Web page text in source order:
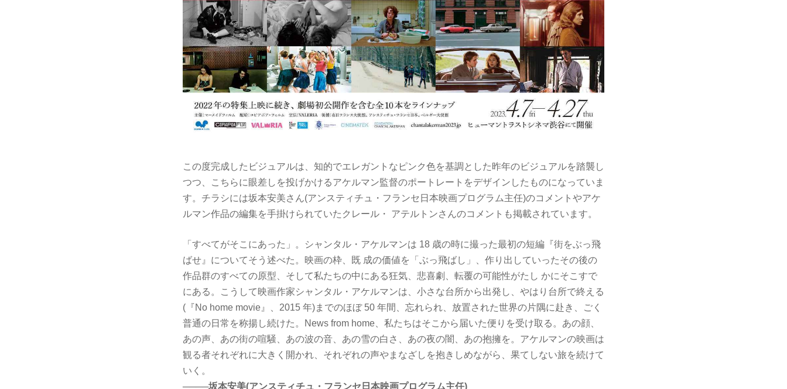
この度完成したビジュアルは、知的でエレガントなピンク色を基調とした昨年のビジュアルを踏襲し
つつ、こちらに眼差しを投げかけるアケルマン監督のポートレートをデザインしたものになっていま
す。チラシには坂本安美さん(アンスティチュ・フランセ日本映画プログラム主任)のコメントやアケ
ルマン作品の編集を手掛けられていたクレール・ アテルトンさんのコメントも掲載されています。
「すべてがそこにあった」。シャンタル・アケルマンは 18 歳の時に撮った最初の短編『街をぶっ飛
ばせ』についてそう述べた。映画の枠、既 成の価値を「ぶっ飛ばし」、作り出していったその後の
作品群のすべての原型、そして私たちの中にある狂気、悲喜劇、転覆の可能性がたし かにそこすで
にある。こうして映画作家シャンタル・アケルマンは、小さな台所から出発し、やはり台所で終える
(『No home movie』、2015 年)までのほぼ 50 年間、忘れられ、放置された世界の片隅に赴き、ごく
普通の日常を称揚し続けた。News from home、私たちはそこから届いた便りを受け取る。あの顔、
あの声、あの街の喧騒、あの波の音、あの雪の白さ、あの夜の闇、あの抱擁を。アケルマンの映画は
観る者それぞれに大きく開かれ、それぞれの声やまなざしを抱きしめながら、果てしない旅を続けて
いく。
────坂本安美(アンスティチュ・フランセ日本映画プログラム主任)